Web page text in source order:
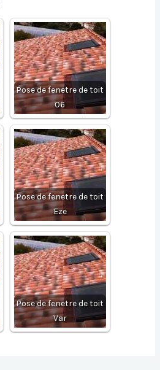
Pose de fenetre de toit
06
Pose de fenetre de toit
Eze
Pose de fenetre de toit
Var